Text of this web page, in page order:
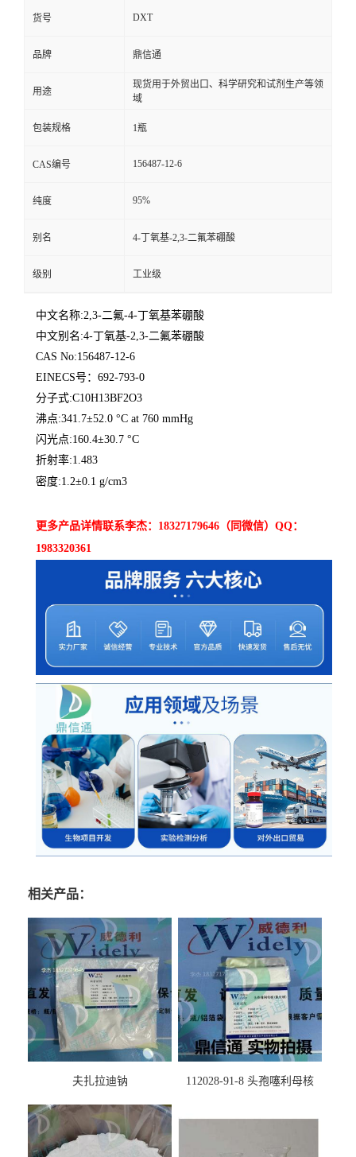
货号 DXT
品牌 鼎信通
用途
现货用于外贸出口、科学研究和试剂生产等领
域
包装规格 1瓶
CAS编号 156487-12-6
纯度 95%
别名 4-丁氧基-2,3-二氟苯硼酸
级别 工业级
中文名称:2,3-二氟-4-丁氧基苯硼酸
中文别名:4-丁氧基-2,3-二氟苯硼酸
CAS No:156487-12-6
EINECS号：692-793-0
分子式:C10H13BF2O3
沸点:341.7±52.0 °C at 760 mmHg
闪光点:160.4±30.7 °C
折射率:1.483
密度:1.2±0.1 g/cm3
更多产品详情联系李杰：18327179646（同微信）QQ：
1983320361
相关产品：
夫扎拉迪钠
112028-91-8 头孢噻利母核